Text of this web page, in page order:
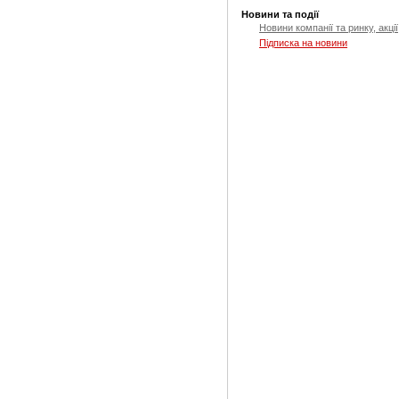
Новини та події
Новини компанії та ринку, акції
Підписка на новини